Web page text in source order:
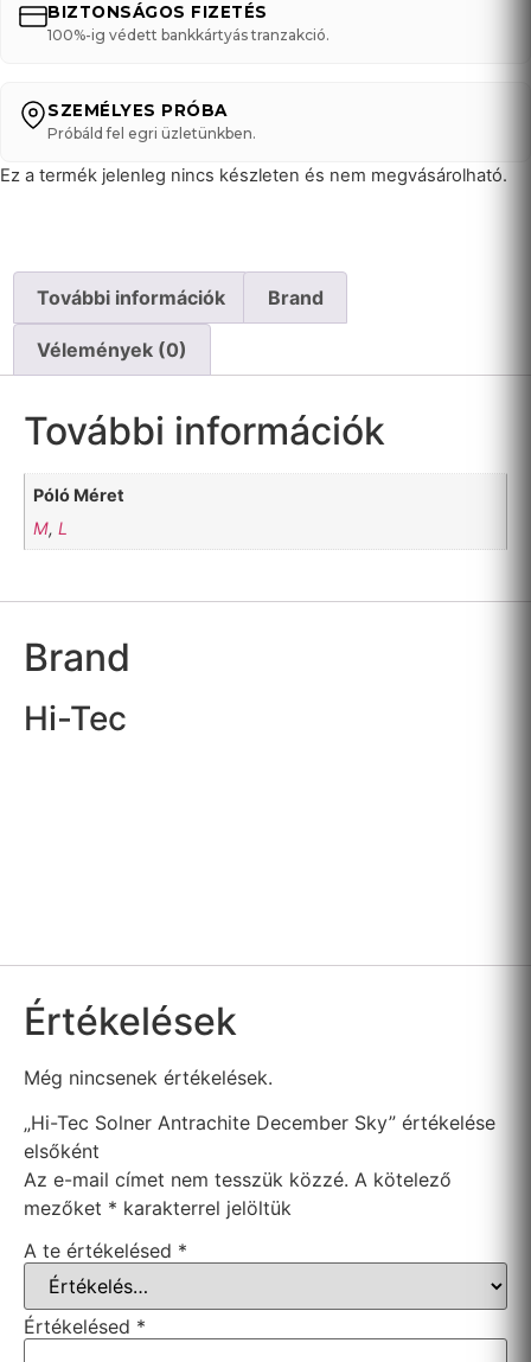
BIZTONSÁGOS FIZETÉS
100%-ig védett bankkártyás tranzakció.
SZEMÉLYES PRÓBA
Próbáld fel egri üzletünkben.
Ez a termék jelenleg nincs készleten és nem megvásárolható.
További információk Brand
Vélemények (0)
További információk
Póló Méret
M,L
Brand
Hi-Tec
Értékelések
Még nincsenek értékelések.
„Hi-Tec Solner Antrachite December Sky” értékelése
elsőként
Az e-mail címet nem tesszük közzé. A kötelező
mezőket * karakterrel jelöltük
A te értékelésed *
Értékelésed *